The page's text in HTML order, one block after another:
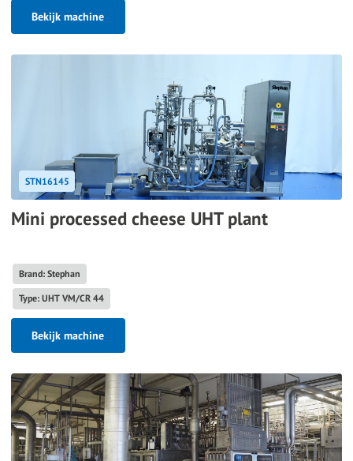
Bekijk machine
STN16145
Mini processed cheese UHT plant
Brand: Stephan
Type: UHT VM/CR 44
Bekijk machine